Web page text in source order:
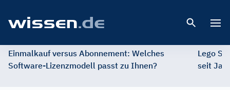
Einmalkauf versus Abonnement: Welches
Software-Lizenzmodell passt zu Ihnen?
Lego
seit